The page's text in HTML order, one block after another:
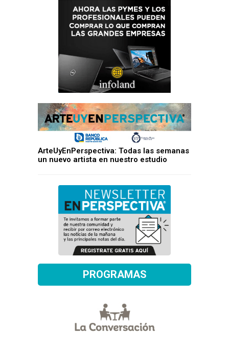
ArteUyEnPerspectiva: Todas las semanas
un nuevo artista en nuestro estudio
PROGRAMAS